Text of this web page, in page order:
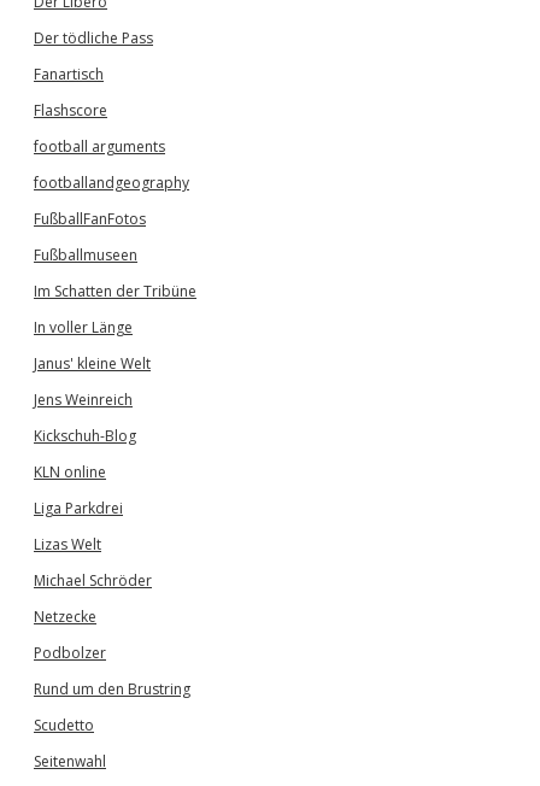
Der tödliche Pass
Fanartisch
Flashscore
football arguments
footballandgeography
FußballFanFotos
Fußballmuseen
Im Schatten der Tribüne
In voller Länge
Janus' kleine Welt
Jens Weinreich
Kickschuh-Blog
KLN online
Liga Parkdrei
Lizas Welt
Michael Schröder
Netzecke
Podbolzer
Rund um den Brustring
Scudetto
Seitenwahl